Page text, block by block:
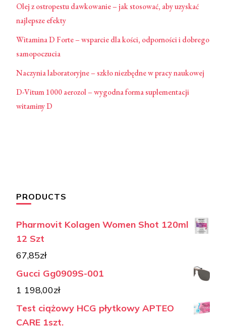
Olej z ostropestu dawkowanie – jak stosować, aby uzyskać
najlepsze efekty
Witamina D Forte – wsparcie dla kości, odporności i dobrego
samopoczucia
Naczynia laboratoryjne – szkło niezbędne w pracy naukowej
D-Vitum 1000 aerozol – wygodna forma suplementacji
witaminy D
PRODUCTS
Pharmovit Kolagen Women Shot 120ml
12 Szt
67,85zł
Gucci Gg0909S-001
1 198,00zł
Test ciążowy HCG płytkowy APTEO
CARE 1szt.